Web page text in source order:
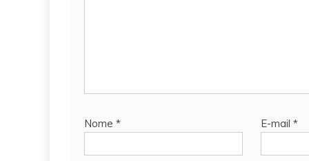
Nome * E-mail*